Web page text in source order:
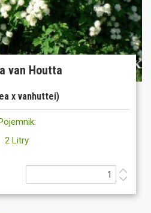
van Houtta
x vanhuttei)
Pojemnik:
2 Litry